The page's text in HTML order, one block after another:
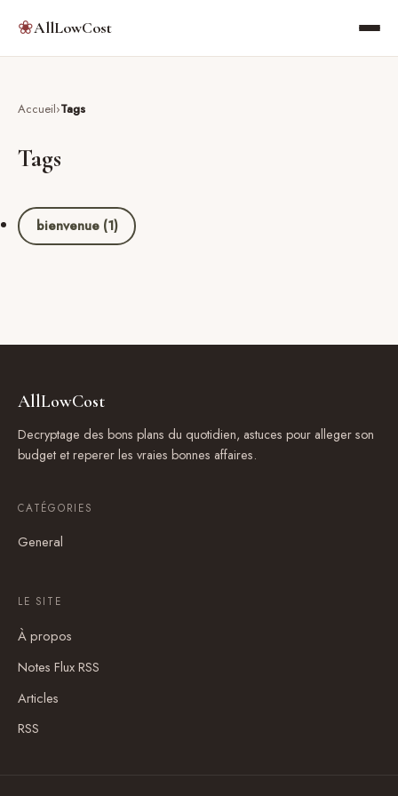
❀AllLowCost
Accueil Tags
Tags
bienvenue (1)
AllLowCost
Decryptage des bons plans du quotidien, astuces pour alleger son
budget et reperer les vraies bonnes affaires.
CATÉGORIES
General
LE SITE
À propos
Notes Flux RSS
Articles
RSS